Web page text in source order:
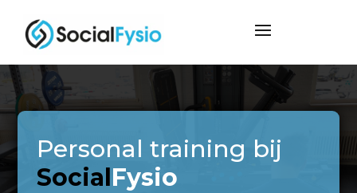
Personal training bij
SocialFysio